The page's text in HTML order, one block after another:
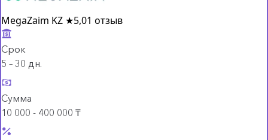
MegaZaim KZ ★5,01 отзыв
Срок
5 – 30 дн.
Сумма
10 000 - 400 000 ₸